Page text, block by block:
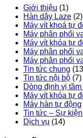
Giới thiệu (1)
Hàn dây Laze (2)
Máy vít khoá tự
Máy phân phối
Máy vít khóa tự
Máy phân phối
Máy phân phối
Tin tức chung
Tin tức nội bộ (7)
Dòng định vị
Máy vít khóa tự
Máy hàn tự động
Tin tức – Sự kiện
Dịch vụ (14)